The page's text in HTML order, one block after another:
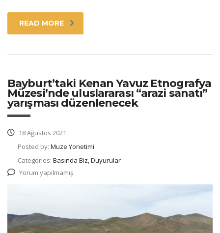
READ MORE
Bayburt’taki Kenan Yavuz Etnografya
Müzesi’nde uluslararası “arazi sanatı”
yarışması düzenlenecek
18 Ağustos 2021
Posted by: Muze Yonetimi
Categories: Basında Biz, Duyurular
Yorum yapılmamış